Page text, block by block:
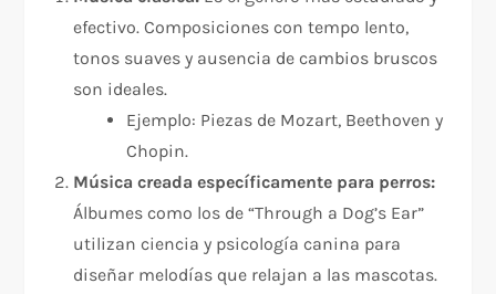
efectivo. Composiciones con tempo lento,
tonos suaves y ausencia de cambios bruscos
son ideales.
Ejemplo: Piezas de Mozart, Beethoven y
Chopin.
Música creada específicamente para perros:
Álbumes como los de “Through a Dog’s Ear”
utilizan ciencia y psicología canina para
diseñar melodías que relajan a las mascotas.